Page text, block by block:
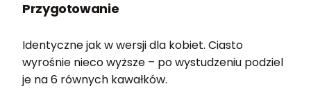
Przygotowanie
Identyczne jak w wersji dla kobiet. Ciasto
wyrośnie nieco wyższe – po wystudzeniu podziel
je na 6 równych kawałków.